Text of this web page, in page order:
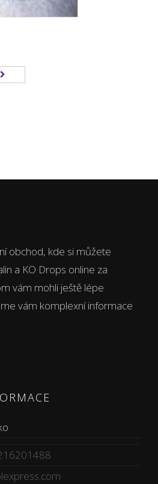
€
obchod, kde si můžete
a KO Drops online za
vám mohli ještě lépe
vám komplexní informace